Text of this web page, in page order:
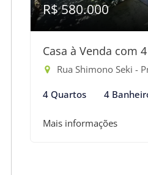
R$ 580.000
Casa à Venda com
Rua Shimono Seki -
4 Quartos 4
Mais informações